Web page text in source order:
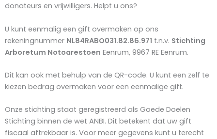
donateurs en vrijwilligers. Helpt u ons?
U kunt eenmalig een gift overmaken op ons
rekeningnummer NL84RABO031.82.86.971 t.n.v. Stichting
Arboretum Notoarestoen Eenrum, 9967 RE Eenrum.
Dit kan ook met behulp van de QR-code. U kunt een zelf te
kiezen bedrag overmaken voor een eenmalige gift.
Onze stichting staat geregistreerd als Goede Doelen
Stichting binnen de wet ANBI. Dit betekent dat uw gift
fiscaal aftrekbaar is. Voor meer gegevens kunt u terecht